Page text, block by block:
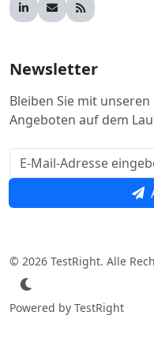
Newsletter
Bleiben Sie mit
Angeboten auf dem
© 2026 TestRight. Alle
Powered by TestRight